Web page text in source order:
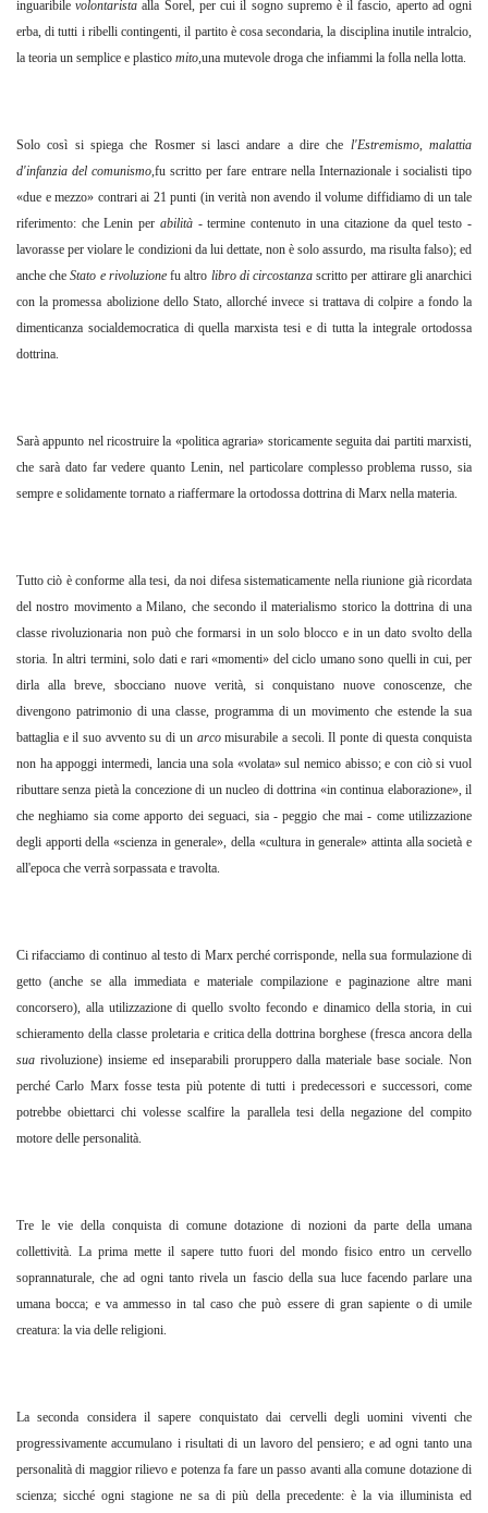
inguaribilevolontaristaalla Sorel, per cui il sogno supremo è il fascio, aperto ad ogni
erba, di tutti i ribelli contingenti, il partito è cosa secondaria, la disciplina inutile intralcio,
la teoria un semplice e plastico mito,una mutevole droga che infiammi la folla nella lotta.
Solo così si spiega che Rosmer si lasci andare a dire che l'Estremismo, malattia
d'infanzia del comunismo,fu scritto per fare entrare nella Internazionale i socialisti tipo
«due e mezzo» contrari ai 21 punti (in verità non avendo il volume diffidiamo di un tale
riferimento: che Lenin per abilità - termine contenuto in una citazione da quel testo -
lavorasse per violare le condizioni da lui dettate, non è solo assurdo, ma risulta falso); ed
anche cheStato e rivoluzionefu altro libro di circostanzascritto per attirare gli anarchici
con la promessa abolizione dello Stato, allorché invece si trattava di colpire a fondo la
dimenticanza socialdemocratica di quella marxista tesi e di tutta la integrale ortodossa
dottrina.
Sarà appunto nel ricostruire la «politica agraria» storicamente seguita dai partiti marxisti,
che sarà dato far vedere quanto Lenin, nel particolare complesso problema russo, sia
sempre e solidamente tornato a riaffermare la ortodossa dottrina di Marx nella materia.
Tutto ciò è conforme alla tesi, da noi difesa sistematicamente nella riunione già ricordata
del nostro movimento a Milano, che secondo il materialismo storico la dottrina di una
classe rivoluzionaria non può che formarsi in un solo blocco e in un dato svolto della
storia. In altri termini, solo dati e rari «momenti» del ciclo umano sono quelli in cui, per
dirla alla breve, sbocciano nuove verità, si conquistano nuove conoscenze, che
divengono patrimonio di una classe, programma di un movimento che estende la sua
battaglia e il suo avvento su di un arcomisurabile a secoli. Il ponte di questa conquista
non ha appoggi intermedi, lancia una sola «volata» sul nemico abisso; e con ciò si vuol
ributtare senza pietà la concezione di un nucleo di dottrina «in continua elaborazione», il
che neghiamo sia come apporto dei seguaci, sia - peggio che mai - come utilizzazione
degli apporti della «scienza in generale», della «cultura in generale» attinta alla società e
all'epoca che verrà sorpassata e travolta.
Ci rifacciamo di continuo al testo di Marx perché corrisponde, nella sua formulazione di
getto (anche se alla immediata e materiale compilazione e paginazione altre mani
concorsero), alla utilizzazione di quello svolto fecondo e dinamico della storia, in cui
schieramento della classe proletaria e critica della dottrina borghese (fresca ancora della
sua rivoluzione) insieme ed inseparabili proruppero dalla materiale base sociale. Non
perché Carlo Marx fosse testa più potente di tutti i predecessori e successori, come
potrebbe obiettarci chi volesse scalfire la parallela tesi della negazione del compito
motore delle personalità.
Tre le vie della conquista di comune dotazione di nozioni da parte della umana
collettività. La prima mette il sapere tutto fuori del mondo fisico entro un cervello
soprannaturale, che ad ogni tanto rivela un fascio della sua luce facendo parlare una
umana bocca; e va ammesso in tal caso che può essere di gran sapiente o di umile
creatura: la via delle religioni.
La seconda considera il sapere conquistato dai cervelli degli uomini viventi che
progressivamente accumulano i risultati di un lavoro del pensiero; e ad ogni tanto una
personalità di maggior rilievo e potenza fa fare un passo avanti alla comune dotazione di
scienza; sicché ogni stagione ne sa di più della precedente: è la via illuminista ed